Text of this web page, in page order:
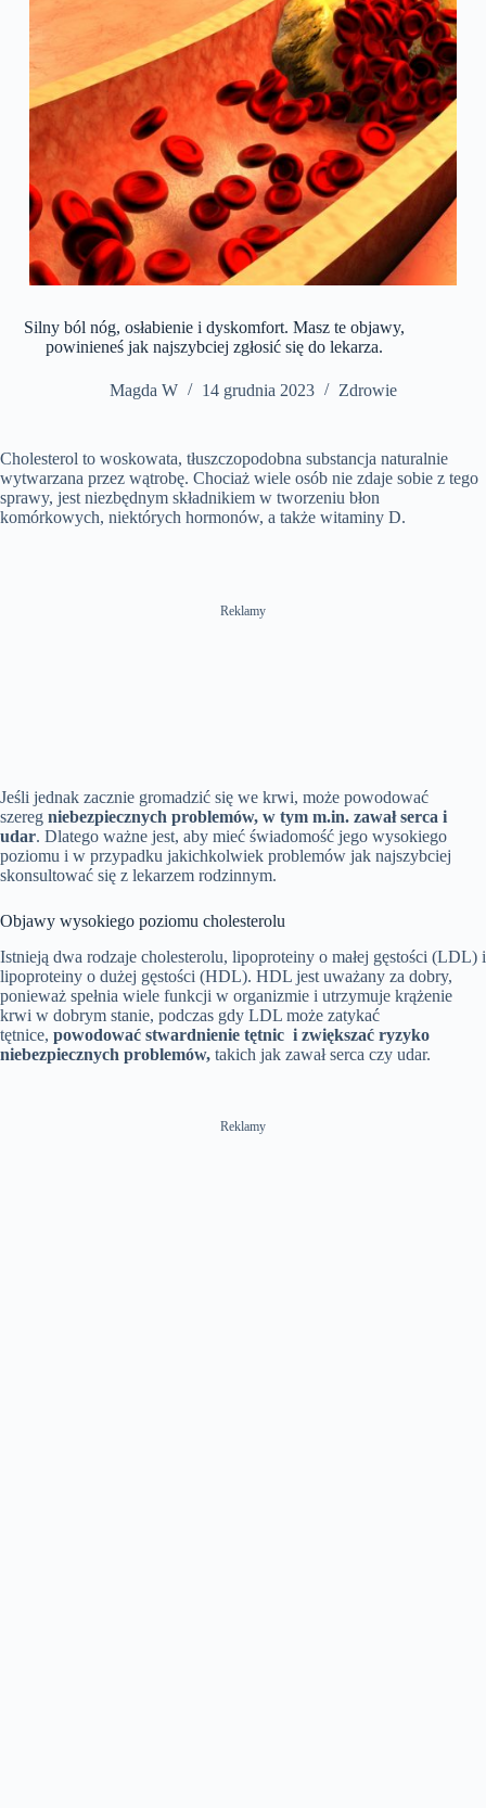
Silny ból nóg, osłabienie i dyskomfort. Masz te objawy,
powinieneś jak najszybciej zgłosić się do lekarza.
Magda W 14 grudnia 2023 Zdrowie
Cholesterol to woskowata, tłuszczopodobna substancja naturalnie
wytwarzana przez wątrobę. Chociaż wiele osób nie zdaje sobie z tego
sprawy, jest niezbędnym składnikiem w tworzeniu błon
komórkowych, niektórych hormonów, a także witaminy D.
Reklamy
Jeśli jednak zacznie gromadzić się we krwi, może powodować
szereg niebezpiecznych problemów, w tym m.in. zawał serca i
udar. Dlatego ważne jest, aby mieć świadomość jego wysokiego
poziomu i w przypadku jakichkolwiek problemów jak najszybciej
skonsultować się z lekarzem rodzinnym.
Objawy wysokiego poziomu cholesterolu
Istnieją dwa rodzaje cholesterolu, lipoproteiny o małej gęstości (LDL) i
lipoproteiny o dużej gęstości (HDL). HDL jest uważany za dobry,
ponieważ spełnia wiele funkcji w organizmie i utrzymuje krążenie
krwi w dobrym stanie, podczas gdy LDL może zatykać
tętnice, powodować stwardnienie tętnic i zwiększać ryzyko
niebezpiecznych problemów, takich jak zawał serca czy udar.
Reklamy